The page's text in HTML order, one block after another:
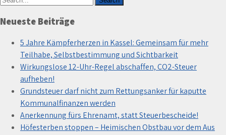
Neueste Beiträge
5 Jahre Kämpferherzen in Kassel: Gemeinsam für mehr
Teilhabe, Selbstbestimmung und Sichtbarkeit
Wirkungslose 12-Uhr-Regel abschaffen, CO2-Steuer
aufheben!
Grundsteuer darf nicht zum Rettungsanker für kaputte
Kommunalfinanzen werden
Anerkennung fürs Ehrenamt, statt Steuerbescheide!
Höfesterben stoppen – Heimischen Obstbau vor dem Aus